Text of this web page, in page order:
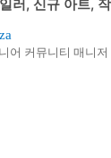
러, 신규 아트,
어 커뮤니티 매니저